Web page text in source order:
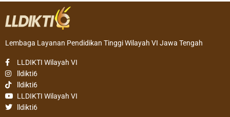
Lembaga Layanan Pendidikan Tinggi Wilayah VI Jawa Tengah
LLDIKTI Wilayah VI
lldikti6
lldikti6
LLDIKTI Wilayah VI
lldikti6